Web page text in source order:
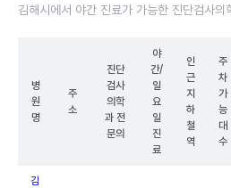
김해시에서 야간 진료가 가능한 진단검사의
병
원
명
주
소
진단
검사
의학
과 전
문의
야
간/
일
요
일
진
료
인
근
지
하
철
역
주
차
가
능
대
수
김